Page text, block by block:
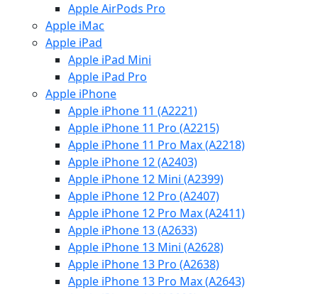
Apple AirPods Pro
Apple iMac
Apple iPad
Apple iPad Mini
Apple iPad Pro
Apple iPhone
Apple iPhone 11 (A2221)
Apple iPhone 11 Pro (A2215)
Apple iPhone 11 Pro Max (A2218)
Apple iPhone 12 (A2403)
Apple iPhone 12 Mini (A2399)
Apple iPhone 12 Pro (A2407)
Apple iPhone 12 Pro Max (A2411)
Apple iPhone 13 (A2633)
Apple iPhone 13 Mini (A2628)
Apple iPhone 13 Pro (A2638)
Apple iPhone 13 Pro Max (A2643)